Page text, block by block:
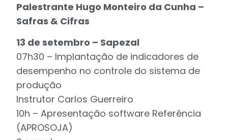
Palestrante Hugo Monteiro da Cunha –
Safras & Cifras
13 de setembro – Sapezal
07h30 – Implantação de indicadores de
desempenho no controle do sistema de
produção
Instrutor Carlos Guerreiro
10h – Apresentação software Referência
(APROSOJA)